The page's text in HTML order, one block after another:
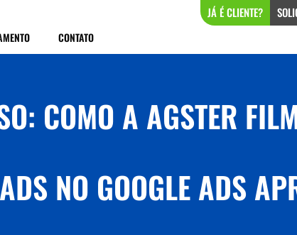
JÁ É CLIENTE?
CONTATO
COMO A AGSTER
NO GOOGLE ADS